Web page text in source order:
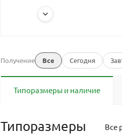
Получение Все Сегодня
Типоразмеры и наличие
Типоразмеры Все